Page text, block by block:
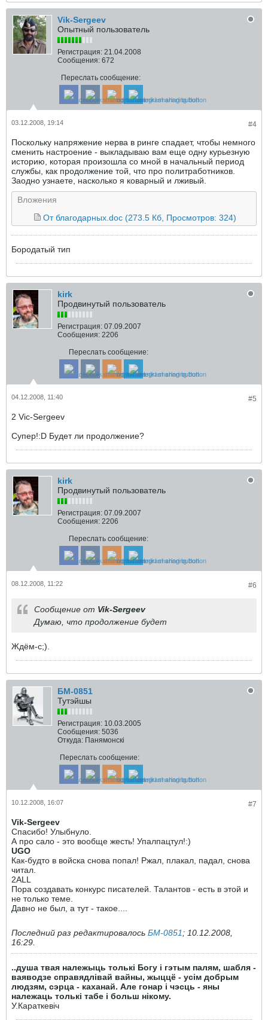
Vik-Sergeev
Опытный пользователь
Регистрация: 21.04.2008
Сообщения: 672
Переслать сообщение:
#4
03.12.2008, 19:14
Поскольку напряжение нерва в ринге спадает, чтобы немного
сменить настроение - выкладываю вам еще одну курьезную
историю, которая произошла со мной в начальный период
службы, как продолжение той, что про политработников.
Заодно узнаете, насколько я коварный и лживый.
Вложения
От благодарных.doc (273.5 Кб, Просмотров: 324)
Бородатый тип
kirk
Продвинутый пользователь
Регистрация: 07.09.2007
Сообщения: 2206
Переслать сообщение:
#5
04.12.2008, 11:40
2 Vic-Sergeev
Супер!:D Будет ли продолжение?
kirk
Продвинутый пользователь
Регистрация: 07.09.2007
Сообщения: 2206
Переслать сообщение:
#6
08.12.2008, 11:22
Сообщение от Vik-Sergeev
Думаю, что продолжение будет
Ждём-с;).
БМ-0851
Тутэйшы
Регистрация: 10.03.2005
Сообщения: 5036
Откуда: Панямонскі
Переслать сообщение:
#7
10.12.2008, 16:07
Vik-Sergeev
Спасибо! Улыбнуло.
А про сало - это вообще жесть! Упалпацтул!:)
UGO
Как-будто в войска снова попал! Ржал, плакал, падал, снова
читал.
2ALL
Пора создавать конкурс писателей. Талантов - есть в этой и
не только теме.
Давно не был, а тут - такое....
Последний раз редактировалось БМ-0851 ; 10.12.2008,
16:29
..душа твая належыць толькі Богу і гэтым палям, шабля -
ваяводзе справядлівай вайны, жыццё - усім добрым
людзям, сэрца - каханай. Але гонар і чэсць - яны
належаць толькі табе і больш нікому.
У.Караткевiч